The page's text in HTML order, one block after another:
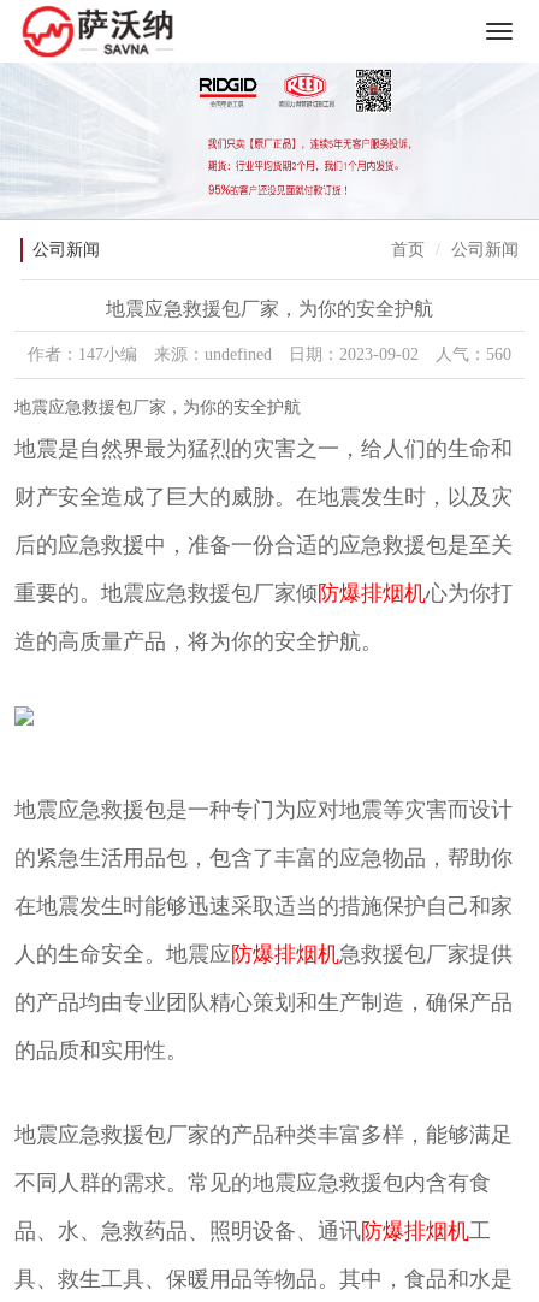
公司新闻 首页 公司新闻
地震应急救援包厂家，为你的安全护航
作者：147小编 来源：undefined 日期：2023-09-02 人气：560
地震应急救援包厂家，为你的安全护航
地震是自然界最为猛烈的灾害之一，给人们的生命和
财产安全造成了巨大的威胁。在地震发生时，以及灾
后的应急救援中，准备一份合适的应急救援包是至关
重要的。地震应急救援包厂家倾防爆排烟机心为你打
造的高质量产品，将为你的安全护航。
地震应急救援包是一种专门为应对地震等灾害而设计
的紧急生活用品包，包含了丰富的应急物品，帮助你
在地震发生时能够迅速采取适当的措施保护自己和家
人的生命安全。地震应 防爆排烟机急救援包厂家提供
的产品均由专业团队精心策划和生产制造，确保产品
的品质和实用性。
地震应急救援包厂家的产品种类丰富多样，能够满足
不同人群的需求。常见的地震应急救援包内含有食
品、水、急救药品、照明设备、通讯防爆排烟机工
具、救生工具、保暖用品等物品。其中，食品和水是